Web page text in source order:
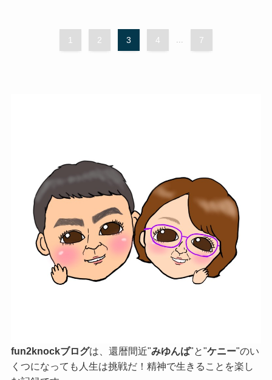
1 2 3 4 ... 7
fun2knockブログは、還暦間近"みゆんば"と"ケニー"のい
くつになっても人生は挑戦だ！精神で生きることを楽し